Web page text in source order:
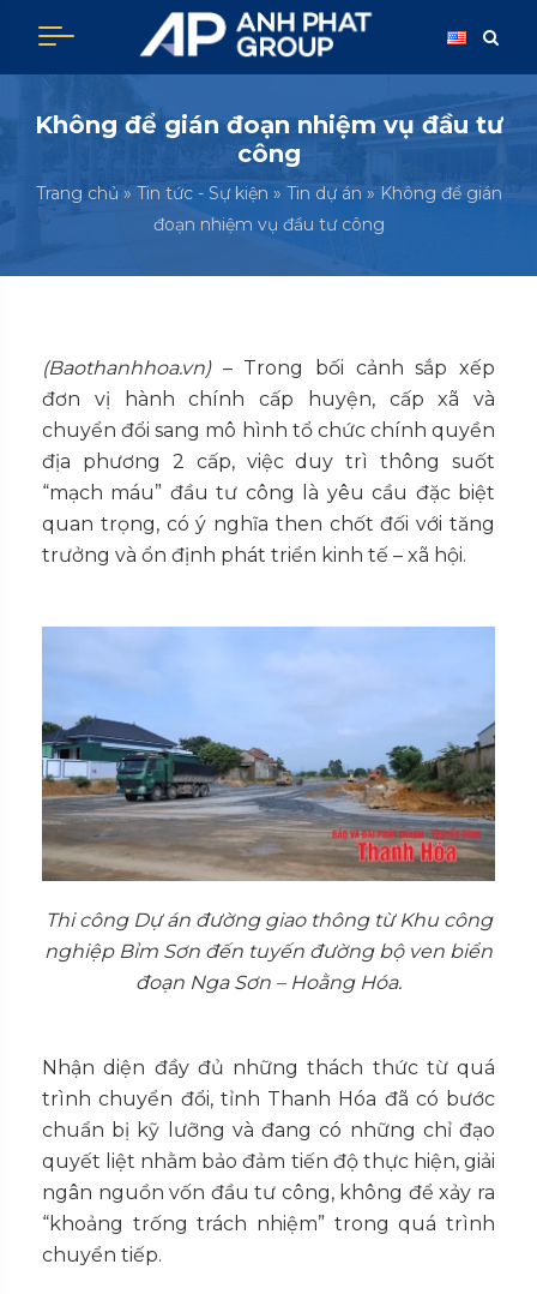
Không để gián đoạn nhiệm vụ đầu tư
công
Trang chủ » Tin tức - Sự kiện » Tin dự án» Không để gián
đoạn nhiệm vụ đầu tư công
(Baothanhhoa.vn)– Trong bối cảnh sắp xếp
đơn vị hành chính cấp huyện, cấp xã và
chuyển đổi sang mô hình tổ chức chính quyền
địa phương 2 cấp, việc duy trì thông suốt
“mạch máu” đầu tư công là yêu cầu đặc biệt
quan trọng, có ý nghĩa then chốt đối với tăng
trưởng và ổn định phát triển kinh tế – xã hội.
Thi công Dự án đường giao thông từ Khu công
nghiệp Bỉm Sơn đến tuyến đường bộ ven biển
đoạn Nga Sơn – Hoằng Hóa.
Nhận diện đầy đủ những thách thức từ quá
trình chuyển đổi, tỉnh Thanh Hóa đã có bước
chuẩn bị kỹ lưỡng và đang có những chỉ đạo
quyết liệt nhằm bảo đảm tiến độ thực hiện, giải
ngân nguồn vốn đầu tư công, không để xảy ra
“khoảng trống trách nhiệm” trong quá trình
chuyển tiếp.